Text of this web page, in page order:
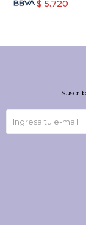
$ 5.720